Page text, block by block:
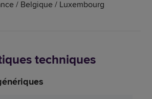
/ Belgique / Luxembourg
techniques